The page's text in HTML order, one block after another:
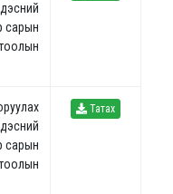
сарын
сарын
Татах